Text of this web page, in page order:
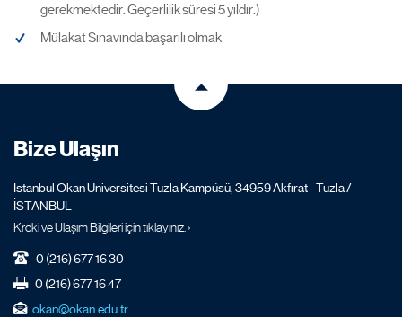
gerekmektedir. Geçerlilik süresi 5 yıldır.)
Mülakat Sınavında başarılı olmak
Bize Ulaşın
İstanbul Okan Üniversitesi Tuzla Kampüsü, 34959 Akfırat - Tuzla /
İSTANBUL
Kroki ve Ulaşım Bilgileri için tıklayınız. ›
0 (216) 677 16 30
0 (216) 677 16 47
okan@okan.edu.tr